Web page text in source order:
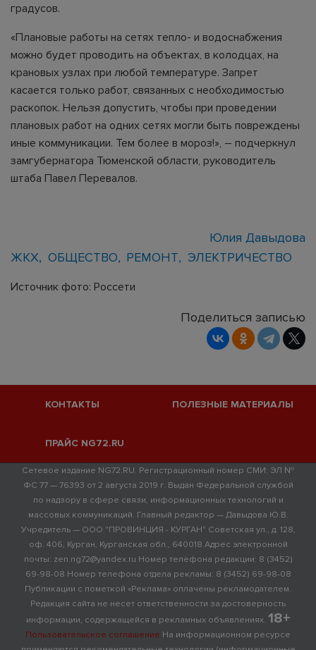
градусов.
«Плановые работы на сетях тепло- и водоснабжения
можно будет проводить на объектах, в колодцах, на
крановых узлах при любой температуре. Запрет
касается только работ, связанных с необходимостью
раскопок. Нельзя допустить, чтобы при проведении
плановых работ на одних сетях могли быть повреждены
иные коммуникации. Тем более в мороз!», – подчеркнул
замгубернатора Тюменской области, руководитель
штаба Павел Перевалов.
Юлия Давыдова
ЖКХ
ОБЩЕСТВО РЕМОНТ ЭЛЕКТРИЧЕСТВО
Источник фото: Россети
Поделиться записью
КОНТАКТЫ ПОЛЕЗНЫЕ МАТЕРИАЛЫ
ПРАЙС NG72.RU
Сетевое издание NG72.RU. Регистрационный номер СМИ: ЭЛ №
ФС 77 — 76393 от 2 августа 2019 г. Выдан Федеральной службой
по надзору в сфере связи, информационных технологий и
массовых коммуникаций. Главный редактор — Давыдова Ю.В.
Учредитель — ООО "ПРОВИНЦИЯ - КУРГАН" Советская ул., д. 128,
оф. 406, Курган, Курганская обл., 640018 Адрес электронной
почты: zen.ng72@yandex.ru Номер телефона редакции: 8 (3452)
69-98-08 Номер телефона отдела рекламы: 8 (3452) 69-98-08
Публикации с пометкой «Реклама» оплачены рекламодателем.
Редакция сайта не несет ответственности за достоверность
информации, содержащейся в рекламных объявлениях. 18+
Пользовательское соглашение На информационном ресурсе